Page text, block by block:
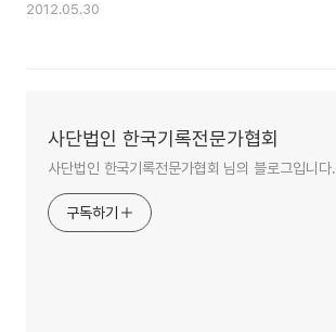
2012.05.30
사단법인 한국기록전문가협회
사단법인 한국기록전문가협회 님의 블로그입니다.
구독하기